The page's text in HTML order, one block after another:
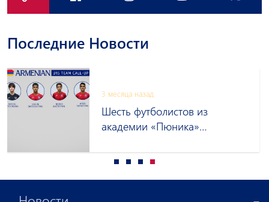
Последние Новости
3 месяца назад
Шесть футболистов из
академии «Пюника»
Армении до 15 лет